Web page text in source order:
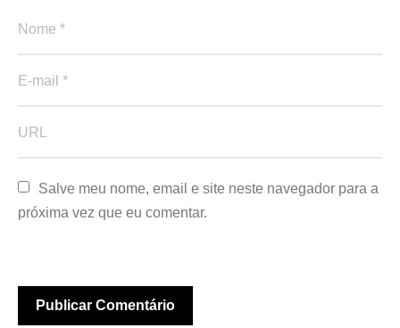
Salve meu nome, email e site neste navegador para a
próxima vez que eu comentar.